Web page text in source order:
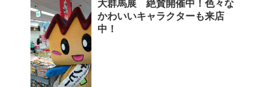
大群馬展 絶賛開催中！色々な
かわいいキャラクターも来店
中！